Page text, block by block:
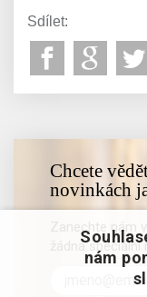
Sdílet:
Chcete
novinkách
Zanechte nám
žádná speciální
nám